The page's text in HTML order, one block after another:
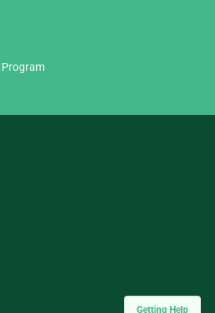
Getting Help
Program